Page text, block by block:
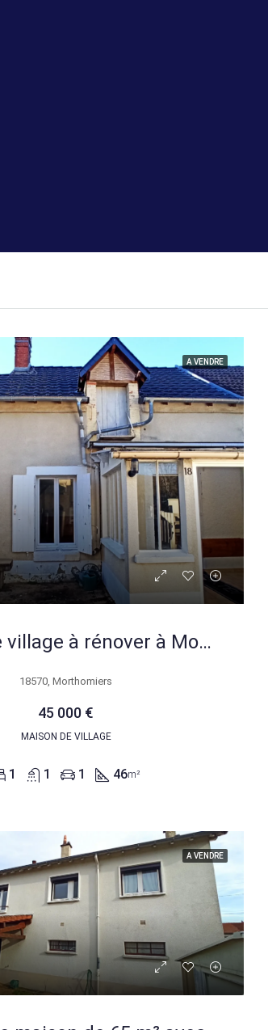
A VENDRE
Maison de village à rénover à Morthomiers proche Bourges – 46 m²
18570, Morthomiers
45 000 €
MAISON DE VILLAGE
1 1 1 46m²
A VENDRE